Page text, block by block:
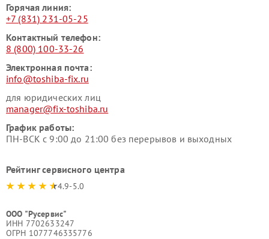
Горячая линия:
+7 (831) 231-05-25
Контактный телефон:
8 (800) 100-33-26
Электронная почта:
info@toshiba-fix.ru
для юридических лиц
manager@fix-toshiba.ru
График работы:
ПН-ВСК с 9:00 до 21:00 без перерывов и выходных
Рейтинг сервисного центра
4.9-5.0
ООО "Русервис"
ИНН 7702633247
ОГРН 1077746335776